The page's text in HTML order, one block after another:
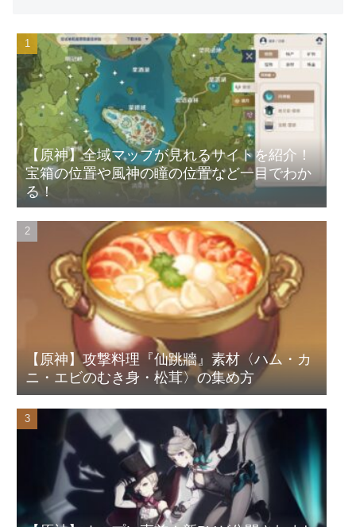
【原神】全域マップが見れるサイトを紹介！
宝箱の位置や風神の瞳の位置など一目でわか
る！
【原神】攻撃料理『仙跳牆』素材〈ハム・カ
ニ・エビのむき身・松茸〉の集め方